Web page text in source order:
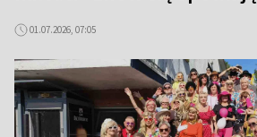
01.07.2026, 07:05